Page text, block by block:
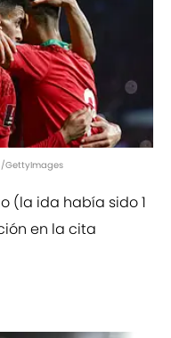
GettyImages
(la ida había sido 1
en la cita